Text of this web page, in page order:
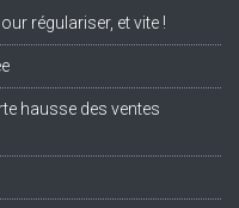
régulariser, et vite !
hausse des ventes